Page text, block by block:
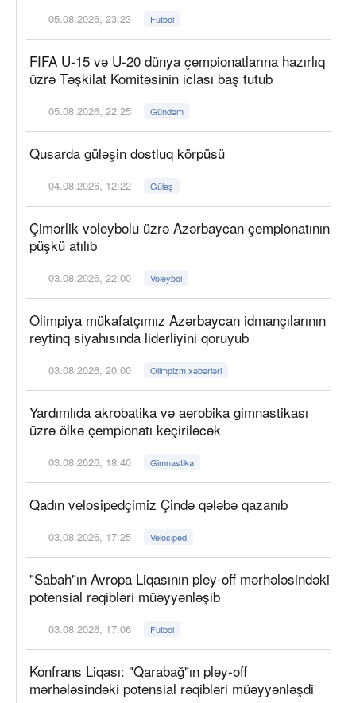
05.08.2026, 23:23 Futbol
FIFA U-15 və U-20 dünya çempionatlarına hazırlıq
üzrə Təşkilat Komitəsinin iclası baş tutub
05.08.2026, 22:25 Gündəm
Qusarda güləşin dostluq körpüsü
04.08.2026, 12:22 Güləş
Çimərlik voleybolu üzrə Azərbaycan çempionatının
püşkü atılıb
03.08.2026, 22:00 Voleybol
Olimpiya mükafatçımız Azərbaycan idmançılarının
reytinq siyahısında liderliyini qoruyub
03.08.2026, 20:00 Olimpizm xəbərləri
Yardımlıda akrobatika və aerobika gimnastikası
üzrə ölkə çempionatı keçiriləcək
03.08.2026, 18:40 Gimnastika
Qadın velosipedçimiz Çində qələbə qazanıb
03.08.2026, 17:25 Velosiped
"Sabah"ın Avropa Liqasının pley-off mərhələsindəki
potensial rəqibləri müəyyənləşib
03.08.2026, 17:06 Futbol
Konfrans Liqası: "Qarabağ"ın pley-off
mərhələsindəki potensial rəqibləri müəyyənləşdi